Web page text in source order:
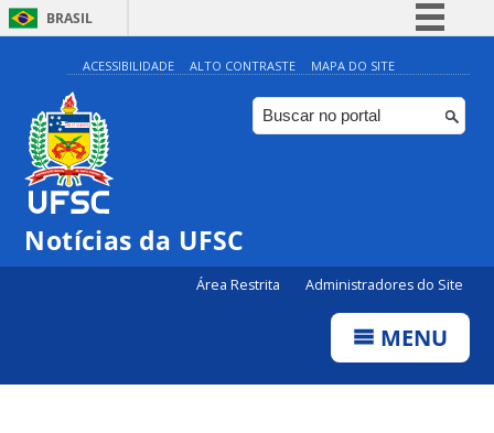
BRASIL
Simplifique!
Comunica BR
Participe
ACESSIBILIDADE ALTO CONTRASTE MAPA DO SITE
Notícias da UFSC
Área Restrita Administradores do Site
MENU